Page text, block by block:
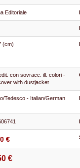
Editoriale
(cm)
con sovracc. ill. colori -
with dustjacket
Tedesco - Italian/German
€
€